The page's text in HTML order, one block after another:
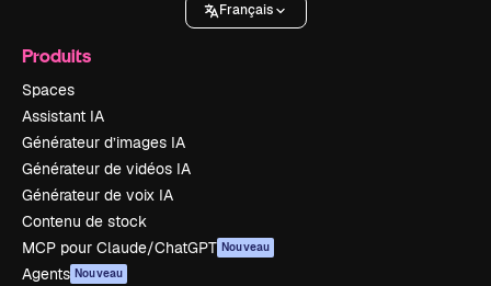
Français
Produits
Spaces
Assistant IA
Générateur d’images IA
Générateur de vidéos IA
Générateur de voix IA
Contenu de stock
MCP pour Claude/ChatGPT Nouveau
Agents Nouveau